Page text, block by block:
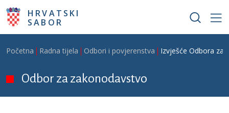
Skoči na glavni sadržaj
HRVATSKI
SABOR
Breadcrumb
Početna Radna tijela Odbori i povjerenstva Izvješće Odbora za
Odbor za zakonodavstvo